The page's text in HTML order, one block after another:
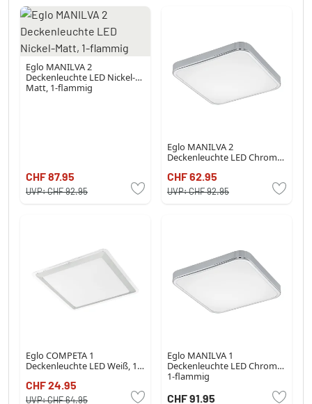
Eglo MANILVA 2
Deckenleuchte LED Nickel-
Matt, 1-flammig
CHF 87.95
UVP:CHF 92.95
Eglo MANILVA 2
Deckenleuchte LED Chrom,
CHF 62.95
UVP:CHF 92.95
Eglo COMPETA 1
Deckenleuchte LED Weiß, 1-
CHF 24.95
UVP:CHF 64.95
Eglo MANILVA 1
Deckenleuchte LED Chrom,
1-flammig
CHF 91.95